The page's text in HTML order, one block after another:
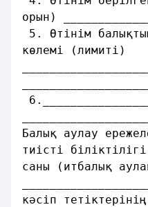
орын)
5. Өтінiм
көлемi (лимитi)
Балық аулау
тиiсті бiлiктiлiгi
саны (итбалық
кәсiп тетiктерiнiң